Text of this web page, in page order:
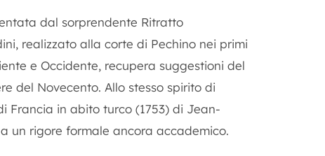
dal sorprendente Ritratto
realizzato alla corte di Pechino nei primi
e Occidente, recupera suggestioni del
del Novecento. Allo stesso spirito di
Francia in abito turco (1753) di Jean-
un rigore formale ancora accademico.